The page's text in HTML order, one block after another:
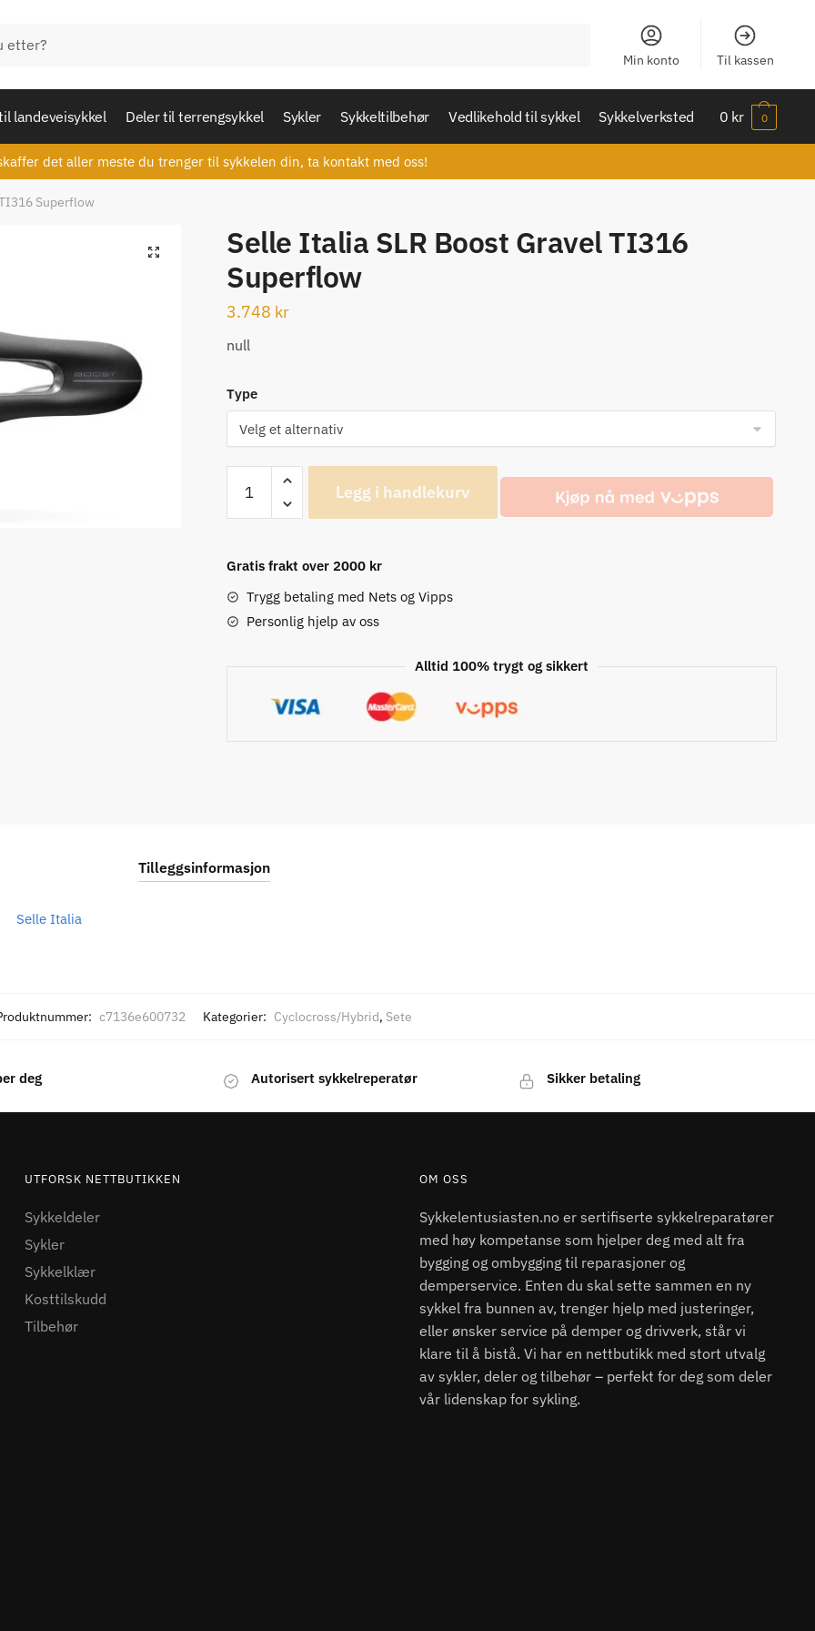
Min konto Til kassen
landeveisykkel Deler til terrengsykkel Sykler Sykkeltilbehør Vedlikehold til sykkel Sykkelverksted 0 kr 0
det aller meste du trenger til sykkelen din, ta kontakt med oss!
Superflow
🔍
Selle Italia SLR Boost Gravel TI316
Superflow
3.748 kr
null
Type
Italia
SLR
Gravel
TI316
Superflow
Legg i handlekurv
Gratis frakt over 2000 kr
Trygg betaling med Nets og Vipps
Personlig hjelp av oss
Alltid 100% trygt og sikkert
Tilleggsinformasjon
Selle Italia
c7136e600732 Kategorier: Cyclocross/Hybrid, Sete
deg Autorisert sykkelreperatør Sikker betaling
UTFORSK NETTBUTIKKEN
Sykkeldeler
Sykler
Sykkelklær
Kosttilskudd
Tilbehør
OM OSS
Sykkelentusiasten.no er sertifiserte sykkelreparatører
med høy kompetanse som hjelper deg med alt fra
bygging og ombygging til reparasjoner og
demperservice. Enten du skal sette sammen en ny
sykkel fra bunnen av, trenger hjelp med justeringer,
eller ønsker service på demper og drivverk, står vi
klare til å bistå. Vi har en nettbutikk med stort utvalg
av sykler, deler og tilbehør – perfekt for deg som deler
vår lidenskap for sykling.